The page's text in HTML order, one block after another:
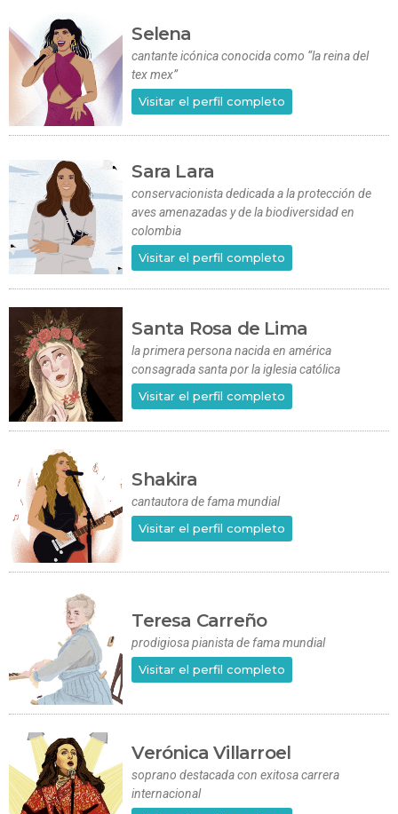
Selena
cantante icónica conocida como “la reina del
tex mex”
Visitar el perfil completo
Sara Lara
conservacionista dedicada a la protección de
aves amenazadas y de la biodiversidad en
colombia
Visitar el perfil completo
Santa Rosa de Lima
la primera persona nacida en américa
consagrada santa por la iglesia católica
Visitar el perfil completo
Shakira
cantautora de fama mundial
Visitar el perfil completo
Teresa Carreño
prodigiosa pianista de fama mundial
Visitar el perfil completo
Verónica Villarroel
soprano destacada con exitosa carrera
internacional